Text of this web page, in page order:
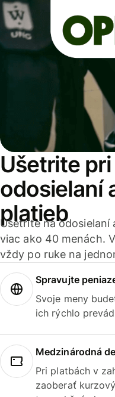
Ušetrite
odosielaní
platieb
Ušetrite na odosielaní
viac ako 40 menách.
vždy po ruke na
Spravujte
Svoje meny
ich rýchlo
Medzinárodná
Pri platbách v
zaoberať